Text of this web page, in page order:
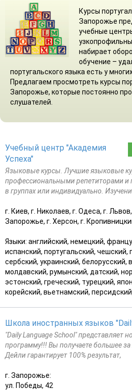
Курсы
Запорожье
учебные
набирает
обучение –
португальского языка есть у
Предлагаем просмотреть курсы
Запорожье, которые постоянно
слушателей.
Учебный центр "Академия
Успеха"
Языковые курсы. Лучшие языковые
профессиональными репетиторами и
в группах или индивидуально.
г. Киев, г. Николаев, г. Одеса, г.
Запорожье, г. Херсон, г.
Языки: английский, немецкий,
испанский, португальский, чешский,
сербский, украинский, белорусский,
молдавский, румынский, датский,
эстонский, греческий, турецкий,
корейский, вьетнамский,
Школа иностранных языков
"Daily Language School" представляет
программу!!! Вы получаете большее
Дейли гарантирует 100% результат,
г. Запорожье:
ул. Победы, 42